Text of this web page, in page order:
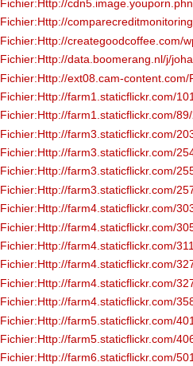
Fichier:Http://
Fichier:Http://
Fichier:Http://creategoodcoffee.com/
Fichier:Http://data.boomerang.nl/j/
Fichier:Http://ext08.cam-
Fichier:Http://farm1.staticflickr.com/
Fichier:Http://farm1.staticflickr.com/
Fichier:Http://farm3.staticflickr.com/
Fichier:Http://farm3.staticflickr.com/
Fichier:Http://farm3.staticflickr.com/
Fichier:Http://farm3.staticflickr.com/
Fichier:Http://farm4.staticflickr.com/
Fichier:Http://farm4.staticflickr.com/
Fichier:Http://farm4.staticflickr.com/
Fichier:Http://farm4.staticflickr.com/
Fichier:Http://farm4.staticflickr.com/
Fichier:Http://farm4.staticflickr.com/
Fichier:Http://farm5.staticflickr.com/
Fichier:Http://farm5.staticflickr.com/
Fichier:Http://farm6.staticflickr.com/